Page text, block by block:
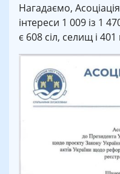
Нагадаємо,
інтереси 1 009 із 1
є 608 сіл, селищ і 401